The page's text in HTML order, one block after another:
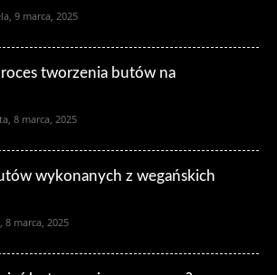
9 marca, 2025
tworzenia butów na
8 marca, 2025
wykonanych z wegańskich
8 marca, 2025